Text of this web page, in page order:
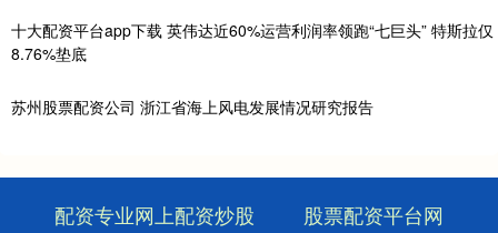
十大配资平台app下载 英伟达近60%运营利润率领跑“七巨头” 特斯拉仅
8.76%垫底
苏州股票配资公司 浙江省海上风电发展情况研究报告
配资专业网上配资炒股
股票配资平台网